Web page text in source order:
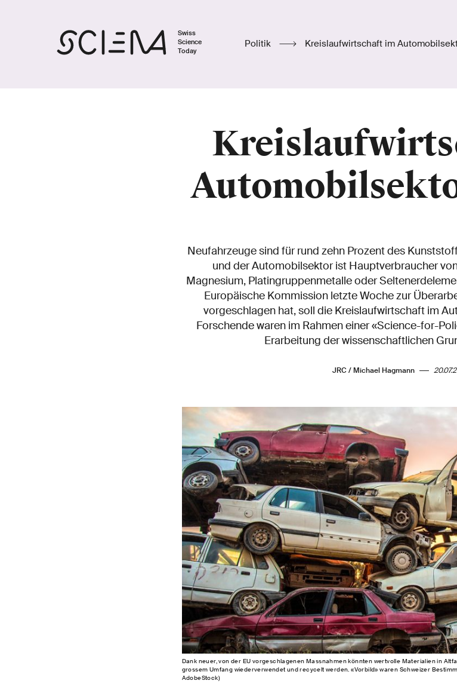
Swiss
Science
Today
Politik Kreislaufwirtschaft im
Neufahrzeuge sind für rund zehn Prozent des
und der Automobilsektor ist Hauptverbraucher
Magnesium, Platingruppenmetalle oder
Europäische Kommission letzte Woche zur
vorgeschlagen hat, soll die Kreislaufwirtschaft im
Forschende waren im Rahmen einer «Science-for-
Erarbeitung der wissenschaftlichen
JRC / Michael Hagmann
Dank neuer, von der EU vorgeschlagenen Massnahmen könnten wertvolle Materialien in
grossem Umfang wiederverwendet und recycelt werden. «Vorbild» waren Schweizer
AdobeStock)